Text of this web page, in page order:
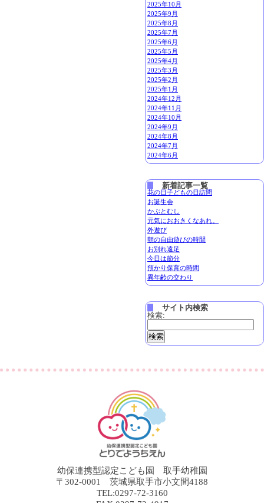
2025年10月
2025年9月
2025年8月
2025年7月
2025年6月
2025年5月
2025年4月
2025年3月
2025年2月
2025年1月
2024年12月
2024年11月
2024年10月
2024年9月
2024年8月
2024年7月
2024年6月
新着記事一覧
花の日子どもの日訪問
お誕生会
かぶとむし
元気におおきくなあれ。
外遊び
朝の自由遊びの時間
お別れ遠足
今日は節分
預かり保育の時間
異年齢の交わり
サイト内検索
検索:
幼保連携型認定こども園 取手幼稚園
〒302-0001 茨城県取手市小文間4188
TEL:0297-72-3160